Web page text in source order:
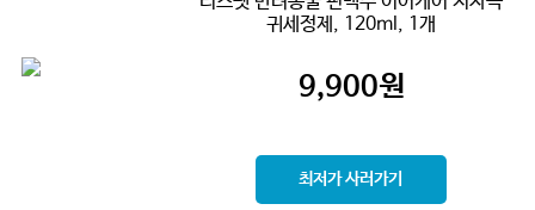
귀세정제, 120ml, 1개
9,900원
최저가 사러가기